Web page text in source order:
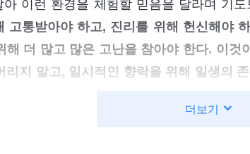
이런 환경을 체험할 믿음을 달라며 기
고통받아야 하고, 진리를 위해 헌신해야
해 더 많고 많은 고난을 참아야 한다. 이
리지 말고, 일시적인 향락을 위해 일생의
내는 것이 아니냐? 네가 무엇을 얻을 수
더보기